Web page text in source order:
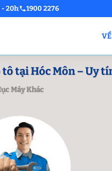
- 20h 1900 2276
tô tại Hóc Môn – Uy
Máy Khác